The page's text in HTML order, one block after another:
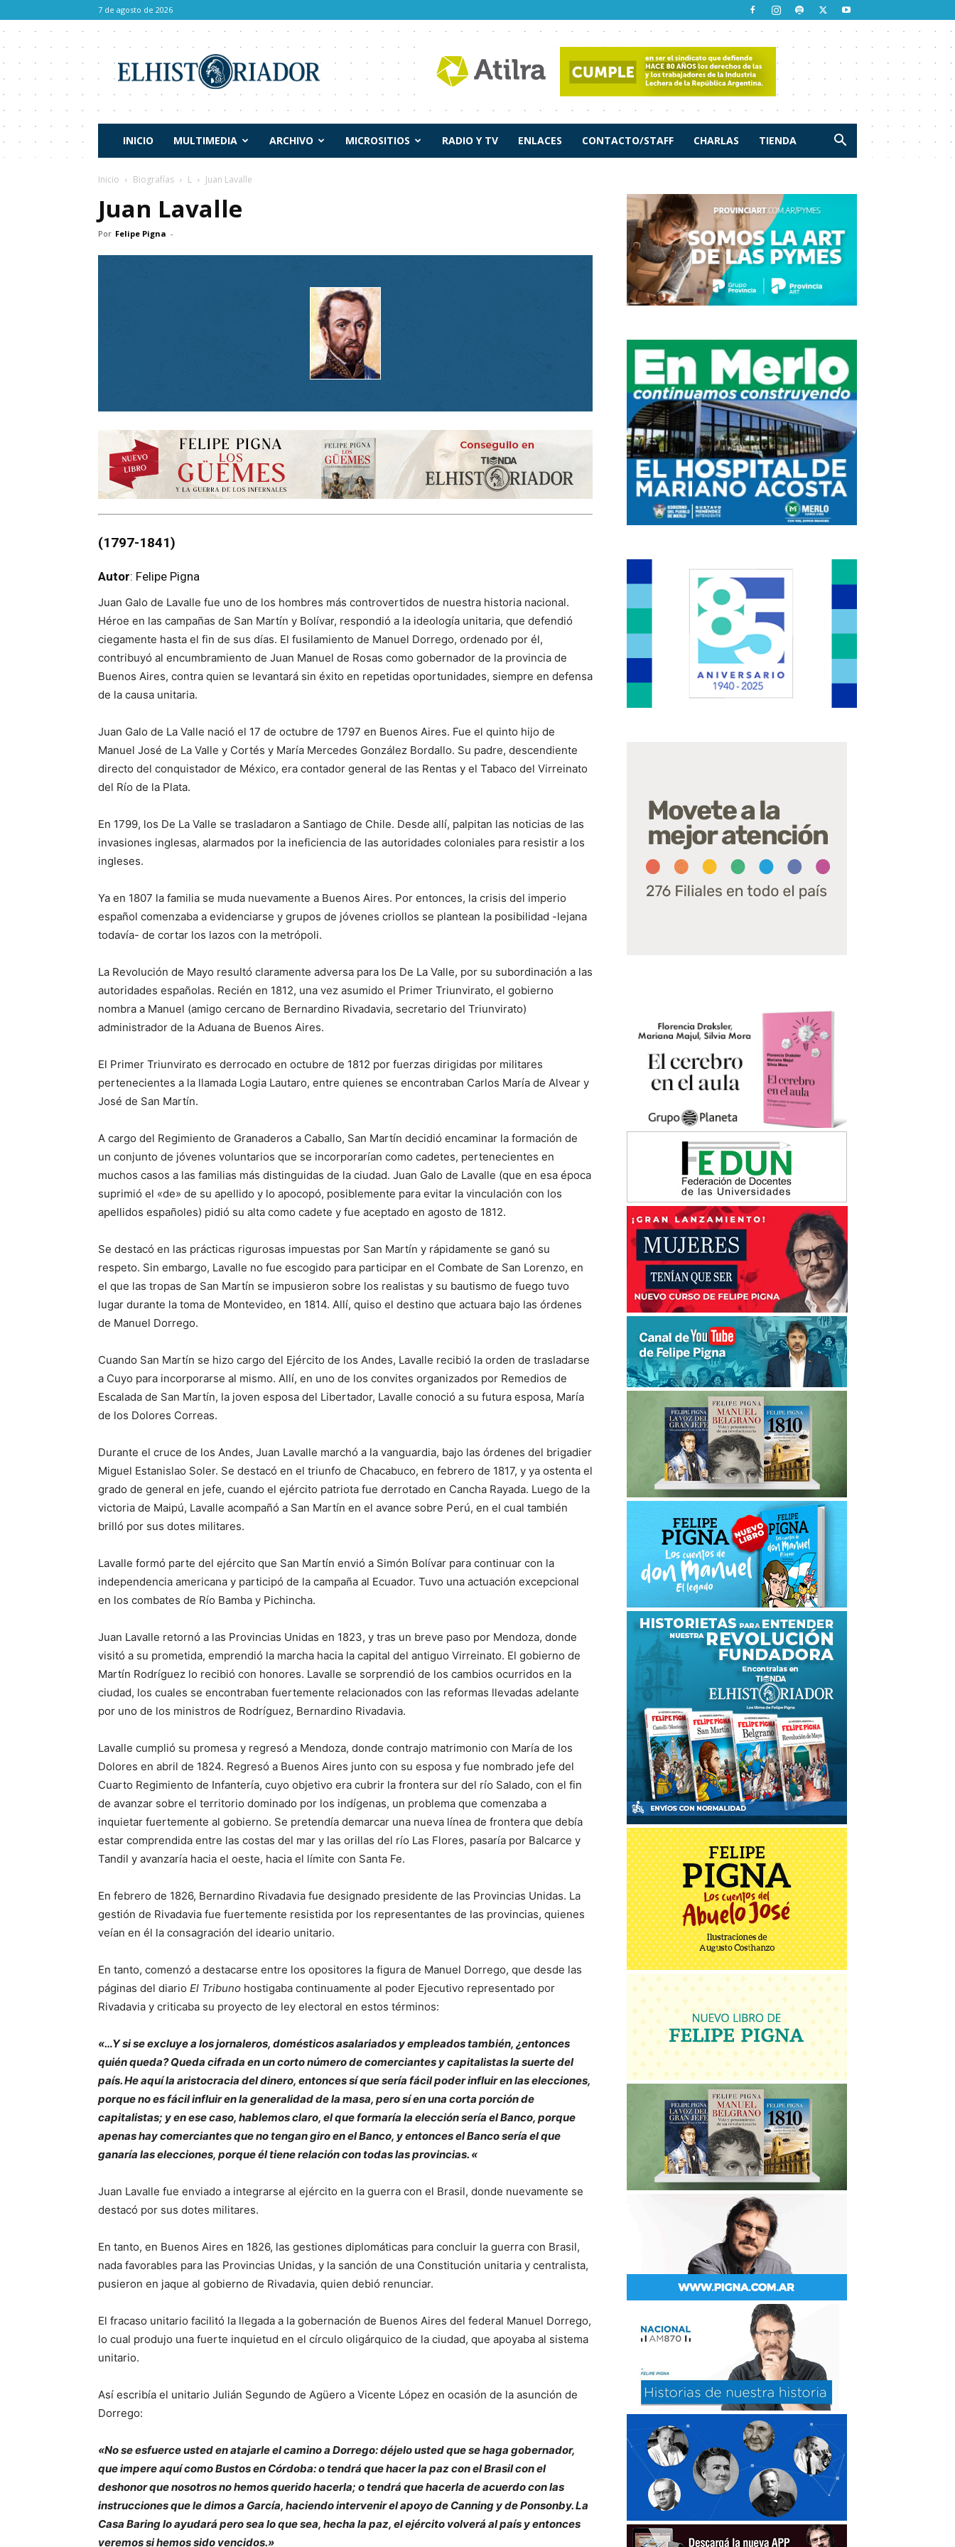
7 de agosto de 2026
Historiador
INICIO MULTIMEDIA ARCHIVO MICROSITIOS RADIO Y TV ENLACES CONTACTO/STAFF CHARLAS TIENDA
Inicio Biografías L Juan Lavalle
Juan Lavalle
Por Felipe Pigna -
(1797-1841)
Autor: Felipe Pigna
Juan Galo de Lavalle fue uno de los hombres más controvertidos de nuestra historia nacional.
Héroe en las campañas de San Martín y Bolívar, respondió a la ideología unitaria, que defendió
ciegamente hasta el fin de sus días. El fusilamiento de Manuel Dorrego, ordenado por él,
contribuyó al encumbramiento de Juan Manuel de Rosas como gobernador de la provincia de
Buenos Aires, contra quien se levantará sin éxito en repetidas oportunidades, siempre en defensa
de la causa unitaria.
Juan Galo de La Valle nació el 17 de octubre de 1797 en Buenos Aires. Fue el quinto hijo de
Manuel José de La Valle y Cortés y María Mercedes González Bordallo. Su padre, descendiente
directo del conquistador de México, era contador general de las Rentas y el Tabaco del Virreinato
del Río de la Plata.
En 1799, los De La Valle se trasladaron a Santiago de Chile. Desde allí, palpitan las noticias de las
invasiones inglesas, alarmados por la ineficiencia de las autoridades coloniales para resistir a los
ingleses.
Ya en 1807 la familia se muda nuevamente a Buenos Aires. Por entonces, la crisis del imperio
español comenzaba a evidenciarse y grupos de jóvenes criollos se plantean la posibilidad -lejana
todavía- de cortar los lazos con la metrópoli.
La Revolución de Mayo resultó claramente adversa para los De La Valle, por su subordinación a las
autoridades españolas. Recién en 1812, una vez asumido el Primer Triunvirato, el gobierno
nombra a Manuel (amigo cercano de Bernardino Rivadavia, secretario del Triunvirato)
administrador de la Aduana de Buenos Aires.
El Primer Triunvirato es derrocado en octubre de 1812 por fuerzas dirigidas por militares
pertenecientes a la llamada Logia Lautaro, entre quienes se encontraban Carlos María de Alvear y
José de San Martín.
A cargo del Regimiento de Granaderos a Caballo, San Martín decidió encaminar la formación de
un conjunto de jóvenes voluntarios que se incorporarían como cadetes, pertenecientes en
muchos casos a las familias más distinguidas de la ciudad. Juan Galo de Lavalle (que en esa época
suprimió el «de» de su apellido y lo apocopó, posiblemente para evitar la vinculación con los
apellidos españoles) pidió su alta como cadete y fue aceptado en agosto de 1812.
Se destacó en las prácticas rigurosas impuestas por San Martín y rápidamente se ganó su
respeto. Sin embargo, Lavalle no fue escogido para participar en el Combate de San Lorenzo, en
el que las tropas de San Martín se impusieron sobre los realistas y su bautismo de fuego tuvo
lugar durante la toma de Montevideo, en 1814. Allí, quiso el destino que actuara bajo las órdenes
de Manuel Dorrego.
Cuando San Martín se hizo cargo del Ejército de los Andes, Lavalle recibió la orden de trasladarse
a Cuyo para incorporarse al mismo. Allí, en uno de los convites organizados por Remedios de
Escalada de San Martín, la joven esposa del Libertador, Lavalle conoció a su futura esposa, María
de los Dolores Correas.
Durante el cruce de los Andes, Juan Lavalle marchó a la vanguardia, bajo las órdenes del brigadier
Miguel Estanislao Soler. Se destacó en el triunfo de Chacabuco, en febrero de 1817, y ya ostenta el
grado de general en jefe, cuando el ejército patriota fue derrotado en Cancha Rayada. Luego de la
victoria de Maipú, Lavalle acompañó a San Martín en el avance sobre Perú, en el cual también
brilló por sus dotes militares.
Lavalle formó parte del ejército que San Martín envió a Simón Bolívar para continuar con la
independencia americana y participó de la campaña al Ecuador. Tuvo una actuación excepcional
en los combates de Río Bamba y Pichincha.
Juan Lavalle retornó a las Provincias Unidas en 1823, y tras un breve paso por Mendoza, donde
visitó a su prometida, emprendió la marcha hacia la capital del antiguo Virreinato. El gobierno de
Martín Rodríguez lo recibió con honores. Lavalle se sorprendió de los cambios ocurridos en la
ciudad, los cuales se encontraban fuertemente relacionados con las reformas llevadas adelante
por uno de los ministros de Rodríguez, Bernardino Rivadavia.
Lavalle cumplió su promesa y regresó a Mendoza, donde contrajo matrimonio con María de los
Dolores en abril de 1824. Regresó a Buenos Aires junto con su esposa y fue nombrado jefe del
Cuarto Regimiento de Infantería, cuyo objetivo era cubrir la frontera sur del río Salado, con el fin
de avanzar sobre el territorio dominado por los indígenas, un problema que comenzaba a
inquietar fuertemente al gobierno. Se pretendía demarcar una nueva línea de frontera que debía
estar comprendida entre las costas del mar y las orillas del río Las Flores, pasaría por Balcarce y
Tandil y avanzaría hacia el oeste, hacia el límite con Santa Fe.
En febrero de 1826, Bernardino Rivadavia fue designado presidente de las Provincias Unidas. La
gestión de Rivadavia fue fuertemente resistida por los representantes de las provincias, quienes
veían en él la consagración del ideario unitario.
En tanto, comenzó a destacarse entre los opositores la figura de Manuel Dorrego, que desde las
páginas del diario El Tribuno hostigaba continuamente al poder Ejecutivo representado por
Rivadavia y criticaba su proyecto de ley electoral en estos términos:
«…Y si se excluye a los jornaleros, domésticos asalariados y empleados también, ¿entonces
quién queda? Queda cifrada en un corto número de comerciantes y capitalistas la suerte del
país. He aquí la aristocracia del dinero, entonces sí que sería fácil poder influir en las elecciones,
porque no es fácil influir en la generalidad de la masa, pero sí en una corta porción de
capitalistas; y en ese caso, hablemos claro, el que formaría la elección sería el Banco, porque
apenas hay comerciantes que no tengan giro en el Banco, y entonces el Banco sería el que
ganaría las elecciones, porque él tiene relación con todas las provincias. «
Juan Lavalle fue enviado a integrarse al ejército en la guerra con el Brasil, donde nuevamente se
destacó por sus dotes militares.
En tanto, en Buenos Aires en 1826, las gestiones diplomáticas para concluir la guerra con Brasil,
nada favorables para las Provincias Unidas, y la sanción de una Constitución unitaria y centralista,
pusieron en jaque al gobierno de Rivadavia, quien debió renunciar.
El fracaso unitario facilitó la llegada a la gobernación de Buenos Aires del federal Manuel Dorrego,
lo cual produjo una fuerte inquietud en el círculo oligárquico de la ciudad, que apoyaba al sistema
unitario.
Así escribía el unitario Julián Segundo de Agüero a Vicente López en ocasión de la asunción de
Dorrego:
«No se esfuerce usted en atajarle el camino a Dorrego: déjelo usted que se haga gobernador,
que impere aquí como Bustos en Córdoba: o tendrá que hacer la paz con el Brasil con el
deshonor que nosotros no hemos querido hacerla; o tendrá que hacerla de acuerdo con las
instrucciones que le dimos a García, haciendo intervenir el apoyo de Canning y de Ponsonby. La
Casa Baring lo ayudará pero sea lo que sea, hecha la paz, el ejército volverá al país y entonces
veremos si hemos sido vencidos.»